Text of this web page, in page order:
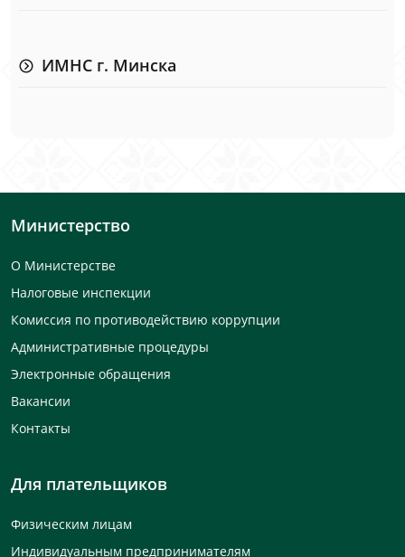
ИМНС г. Минска
Министерство
О Министерстве
Налоговые инспекции
Комиссия по противодействию коррупции
Административные процедуры
Электронные обращения
Вакансии
Контакты
Для плательщиков
Физическим лицам
Индивидуальным предпринимателям